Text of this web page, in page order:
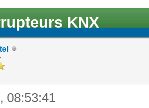
KNX
08:53:41